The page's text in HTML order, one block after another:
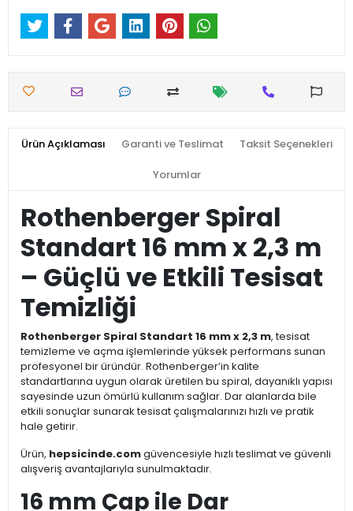
Ürün Açıklaması Garanti ve Teslimat Taksit Seçenekleri
Yorumlar
Rothenberger Spiral
Standart 16 mm x 2,3 m
– Güçlü ve Etkili Tesisat
Temizliği
Rothenberger Spiral Standart 16 mm x 2,3 m, tesisat
temizleme ve açma işlemlerinde yüksek performans sunan
profesyonel bir üründür. Rothenberger’in kalite
standartlarına uygun olarak üretilen bu spiral, dayanıklı yapısı
sayesinde uzun ömürlü kullanım sağlar. Dar alanlarda bile
etkili sonuçlar sunarak tesisat çalışmalarınızı hızlı ve pratik
hale getirir.
Ürün, hepsicinde.comgüvencesiyle hızlı teslimat ve güvenli
alışveriş avantajlarıyla sunulmaktadır.
16 mm Çap ile Dar